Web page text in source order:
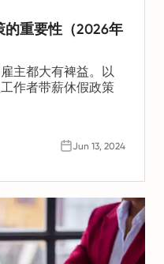
的重要性（2026年
主都大有裨益。以
作者带薪休假政策
Jun 13, 2024